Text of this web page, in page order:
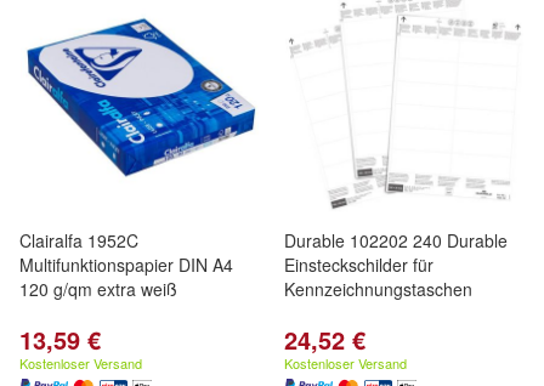
Clairalfa 1952C
Multifunktionspapier DIN A4
120 g/qm extra weiß
13,59 €
Kostenloser Versand
Durable 102202 240 Durable
Einsteckschilder für
Kennzeichnungstaschen
24,52 €
Kostenloser Versand